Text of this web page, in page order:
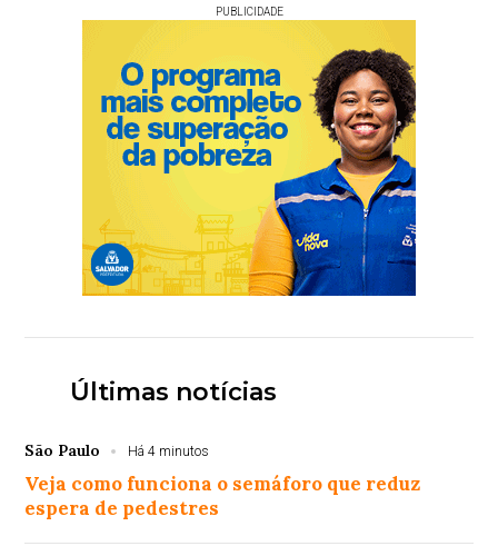
PUBLICIDADE
Últimas notícias
São Paulo Há 4 minutos
Veja como funciona o semáforo que reduz
espera de pedestres